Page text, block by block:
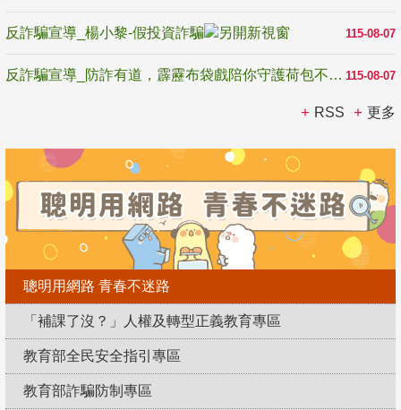
115-08-07
反詐騙宣導_楊小黎-假投資詐騙
115-08-07
反詐騙宣導_防詐有道，霹靂布袋戲陪你守護荷包不受騙
RSS 更多
聰明用網路 青春不迷路
「補課了沒？」人權及轉型正義教育專區
教育部全民安全指引專區
教育部詐騙防制專區